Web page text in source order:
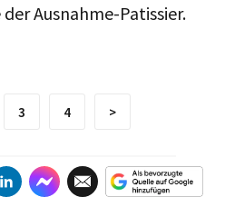
Ausnahme-Patissier.
3 4 >